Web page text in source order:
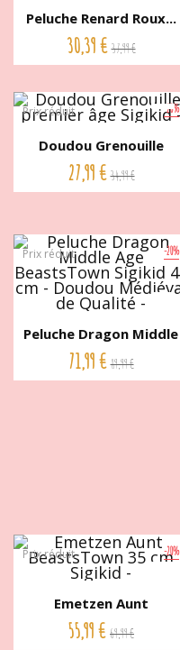
Peluche Renard Roux...
30,39 € 37,99 €
-20%
Prix réduit
Doudou Grenouille
premier...
27,99 € 34,99 €
-20%
Prix réduit
Peluche Dragon Middle
Age...
71,99 € 89,99 €
-20%
Prix réduit
Emetzen Aunt
BeastsTown 35...
55,99 € 69,99 €